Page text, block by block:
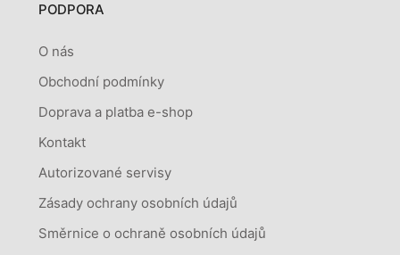
PODPORA
O nás
Obchodní podmínky
Doprava a platba e-shop
Kontakt
Autorizované servisy
Zásady ochrany osobních údajů
Směrnice o ochraně osobních údajů